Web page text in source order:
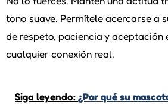
tono suave. Permítele acercarse a
de respeto, paciencia y aceptación
cualquier conexión real.
Siga leyendo:¿Por qué su